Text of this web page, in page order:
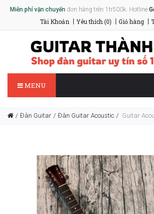
Miễn phí vận chuyểnđơn hàng trên 1tr500k. Hotline
Tài Khoản Yêu thích (0) Giỏ hàng
MENU
Đàn Guitar Đàn Guitar Acoustic Guitar